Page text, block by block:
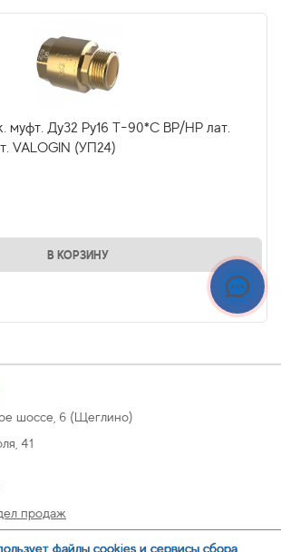
муфт. Ду32 Ру16 Т-90*С ВР/НР лат.
VALOGIN (УП24)
В КОРЗИНУ
шоссе, 6 (Щеглино)
41
продаж
файлы cookies и сервисы сбора